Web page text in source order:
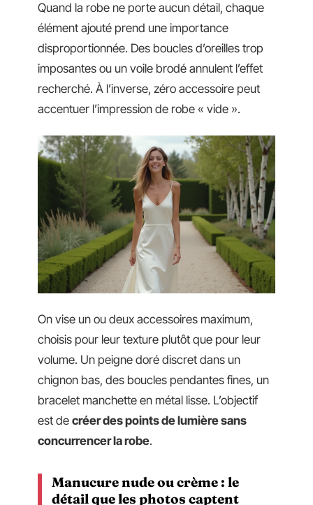
Quand la robe ne porte aucun détail, chaque
élément ajouté prend une importance
disproportionnée. Des boucles d’oreilles trop
imposantes ou un voile brodé annulent l’effet
recherché. À l’inverse, zéro accessoire peut
accentuer l’impression de robe « vide ».
On vise un ou deux accessoires maximum,
choisis pour leur texture plutôt que pour leur
volume. Un peigne doré discret dans un
chignon bas, des boucles pendantes fines, un
bracelet manchette en métal lisse. L’objectif
est de créer des points de lumière sans
concurrencer la robe.
Manucure nude ou crème : le
détail que les photos captent